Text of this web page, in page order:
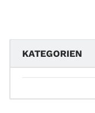
KATEGORIEN